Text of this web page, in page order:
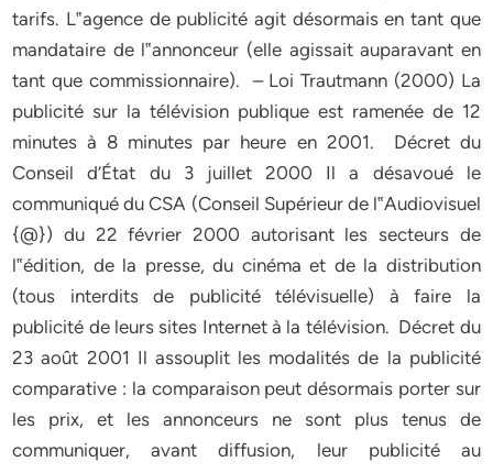
tarifs. L‟agence de publicité agit désormais en tant que
mandataire de l‟annonceur (elle agissait auparavant en
tant que commissionnaire). – Loi Trautmann (2000) La
publicité sur la télévision publique est ramenée de 12
minutes à 8 minutes par heure en 2001. Décret du
Conseil d’État du 3 juillet 2000 Il a désavoué le
communiqué du CSA (Conseil Supérieur de l‟Audiovisuel
{@}) du 22 février 2000 autorisant les secteurs de
l‟édition, de la presse, du cinéma et de la distribution
(tous interdits de publicité télévisuelle) à faire la
publicité de leurs sites Internet à la télévision. Décret du
23 août 2001 Il assouplit les modalités de la publicité
comparative : la comparaison peut désormais porter sur
les prix, et les annonceurs ne sont plus tenus de
communiquer, avant diffusion, leur publicité au